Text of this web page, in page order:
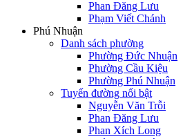
Phan Đăng Lưu
Phạm Viết Chánh
Phú Nhuận
Danh sách phường
Phường Đức Nhuận
Phường Cầu Kiệu
Phường Phú Nhuận
Tuyến đường nổi bật
Nguyễn Văn Trỗi
Phan Đăng Lưu
Phan Xích Long